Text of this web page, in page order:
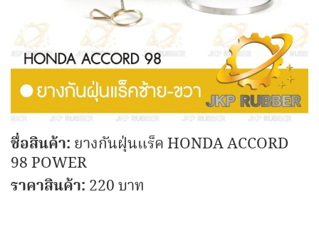
ชื่อสินค้า: ยางกันฝุ่นแร็ค HONDA ACCORD
98 POWER
ราคาสินค้า: 220 บาท